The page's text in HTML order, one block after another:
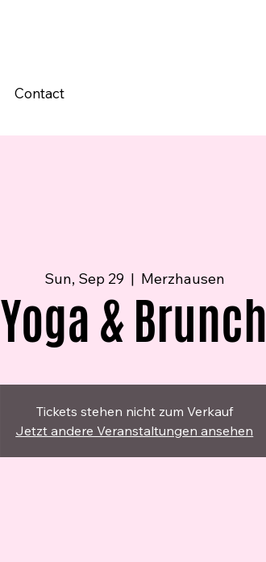
Contact
Sun, Sep 29
  |
Merzhausen
Yoga & Brunch
Tickets stehen nicht zum Verkauf
Jetzt andere Veranstaltungen ansehen